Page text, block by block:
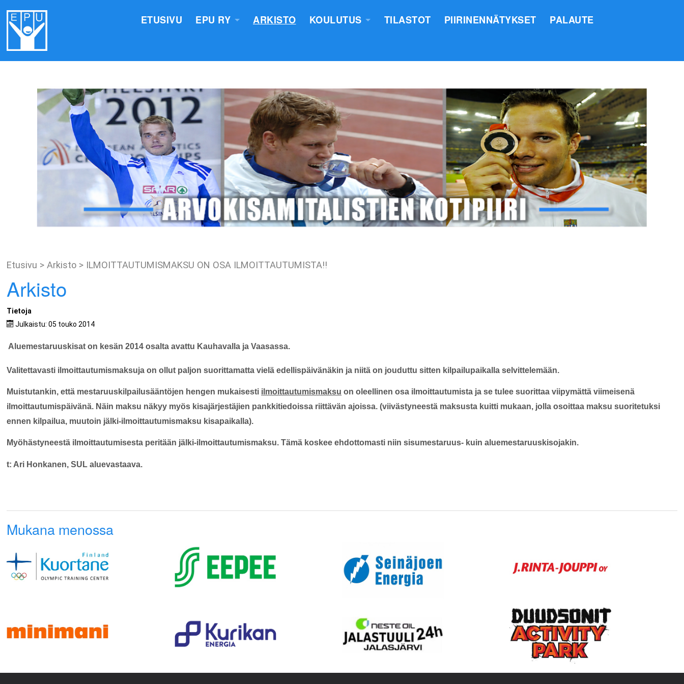
ETUSIVU
EPU RY
VALIOKUNNAT JA TIIMIT
TOIMINTASUUNNITELMA
ARVOMERKKIEN ANOMINEN
EPU:N SÄÄNNÖT
SUOMI100V - EPN YU
TOIMINTAKERTOMUKSET
EPU:N PÖYTÄSTANDAARIN SAANEET
KIRJAUTUMINEN
ARKISTO
KOULUTUS
LASTEN VALMENTAJATUTKINTO
LÄHETTÄJÄKOULUTUS
VALMENTAJAKOULUTUS
PIIRILEIRITYS
TILASTOT PIIRINENNÄTYKSET PALAUTE
Etusivu > Arkisto > ILMOITTAUTUMISMAKSU ON OSA ILMOITTAUTUMISTA!!
Arkisto
Tietoja
Julkaistu: 05 touko 2014
Aluemestaruuskisat on kesän 2014 osalta avattu Kauhavalla ja Vaasassa.
Valitettavasti ilmoittautumismaksuja on ollut paljon suorittamatta vielä edellispäivänäkin ja niitä on jouduttu sitten kilpailupaikalla selvittelemään.
Muistutankin, että mestaruuskilpailusääntöjen hengen mukaisesti ilmoittautumismaksu on oleellinen osa ilmoittautumista ja se tulee suorittaa viipymättä viimeisenä
ilmoittautumispäivänä. Näin maksu näkyy myös kisajärjestäjien pankkitiedoissa riittävän ajoissa. (viivästyneestä maksusta kuitti mukaan, jolla osoittaa maksu suoritetuksi
ennen kilpailua, muutoin jälki-ilmoittautumismaksu kisapaikalla).
Myöhästyneestä ilmoittautumisesta peritään jälki-ilmoittautumismaksu. Tämä koskee ehdottomasti niin sisumestaruus- kuin aluemestaruuskisojakin.
t: Ari Honkanen, SUL aluevastaava.
Mukana menossa